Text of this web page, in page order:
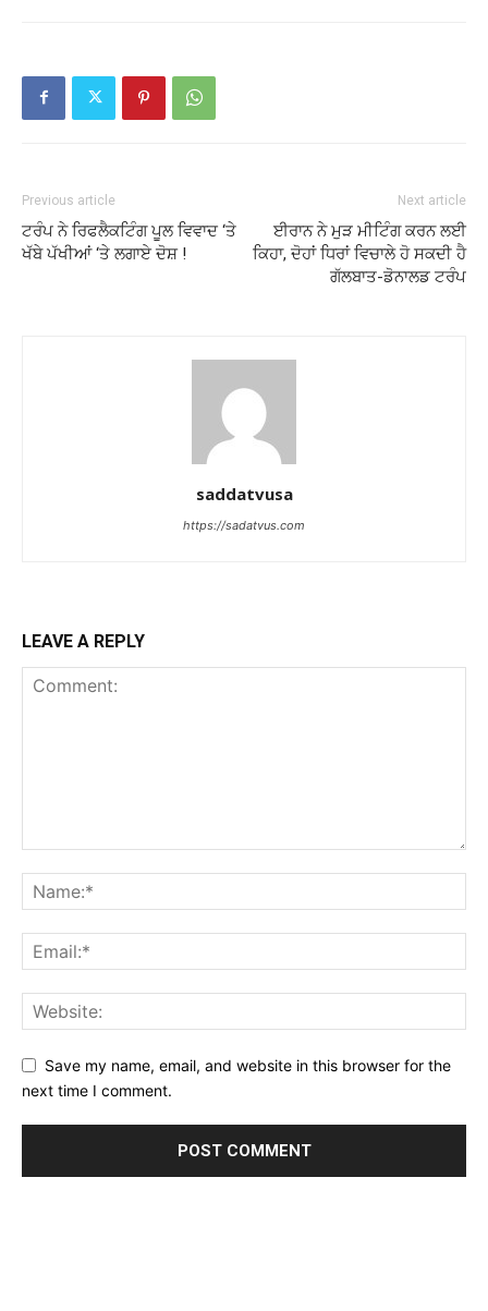
Previous article
ਟਰੰਪ ਨੇ ਰਿਫਲੈਕਟਿੰਗ ਪੂਲ ਵਿਵਾਦ ‘ਤੇ
ਖੱਬੇ ਪੱਖੀਆਂ ‘ਤੇ ਲਗਾਏ ਦੋਸ਼ !
Next article
ਈਰਾਨ ਨੇ ਮੁੜ ਮੀਟਿੰਗ ਕਰਨ ਲਈ
ਕਿਹਾ, ਦੋਹਾਂ ਧਿਰਾਂ ਵਿਚਾਲੇ ਹੋ ਸਕਦੀ ਹੈ
ਗੱਲਬਾਤ-ਡੋਨਾਲਡ ਟਰੰਪ
saddatvusa
https://sadatvus.com
LEAVE A REPLY
Save my name, email, and website in this browser for the
next time I comment.